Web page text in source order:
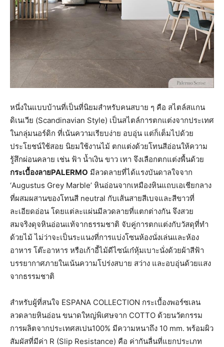
หนี่งในแบบบ้านที่เป็นที่นิยมสำหรับคนสบาย ๆ คือ สไตล์สแกน
ดิเนเวีย (Scandinavian Style) เป็นสไตล์การตกแต่งจากประเทศ
ในกลุ่มนอร์ดิก ที่เน้นความเรียบง่าย อบอุ่น แต่ก็เต็มไปด้วย
ประโยชน์ใช้สอย นิยมใช้งานไม้ ตกแต่งด้วยโทนสีอ่อนให้ความ
รู้สึกผ่อนคลาย เช่น ฟ้า น้ำเงิน ขาว เทา จึงเลือกตกแต่งพื้นด้วย
กระเบื้องลายPALERMO มีลวดลายที่ได้แรงบันดาลใจจาก
‘Augustus Grey Marble’ หินอ่อนจากเหมืองหินแถบเอเชียกลาง
ที่ผสมผสานของโทนสี neutral กับเส้นสายสีเบจและสีขาวที่
ละเอียดอ่อน โดยแต่ละแผ่นมีลวดลายที่แตกต่างกัน จึงสวย
สมจริงดุจหินอ่อนแท้จากธรรมชาติ จับคู่การตกแต่งกับวัสดุที่ทำ
ด้วยไม้ ไม่ว่าจะเป็นระแนงที่การแบ่งโซนห้องนั่งเล่นและห้อง
อาหาร โต๊ะอาหาร หรือเก้าอี้ไม้ดีไซน์เก๋หุ้มเบาะนั่งด้วยผ้าสีฟ้า
บรรยากาศภายในเน้นความโปร่งสบาย สว่าง และอบอุ่นด้วยแสง
จากธรรมชาติ
สำหรับผู้ที่สนใจ ESPANA COLLECTION กระเบื้องพอร์ซเลน
ลวดลายหินอ่อน ขนาดใหญ่พิเศษจาก COTTO ด้วยนวัตกรรม
การผลิตจากประเทศสเปน100% มีความหนาถึง 10 mm. พร้อมผิว
สัมผัสที่มีค่า R (Slip Resistance) คือ ค่ากันลื่นที่แยกประเภท